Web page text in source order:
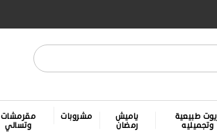
طبيعية
وتجميليه
ياميش
رمضان
مشروبات
مقرمشات
وتسالي